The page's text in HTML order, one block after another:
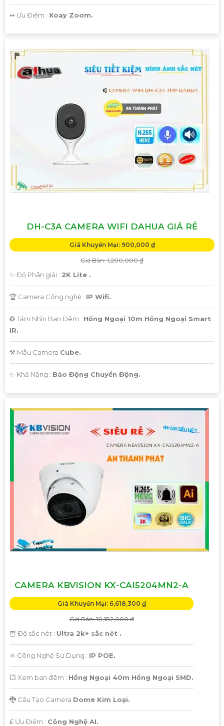
giới thiệu Camera Giá Rẻ Thiết Bị An Ninh Chính Hãng
Chuyên Nghiệp cho dự án của mình. Nếu cần thêm bất kỳ
thông tin hay sự điều chỉnh nào, hãy Cung cấp cho công
trình biết để Từng công trình có thể hỗ trợ bạn tốt hơn.
️↭ Ưu Điểm : Xoay Zoom.
DH-C3A CAMERA WIFI DAHUA GIÁ RẺ
Giá Khuyến Mại: 900,000 ₫
Giá Bán: 1,200,000 ₫
✨ Độ Phân giải : 2K Lite .
🏆 Camera Công nghệ : IP Wifi.
❂ Tầm Nhìn Ban Đêm : Hồng Ngoại 10m Hồng Ngoại Smart
IR.
⚒ Mẫu Camera Cube.
️✨ Khả Năng : Báo Động Chuyển Động.
CAMERA KBVISION KX-CAI5204MN2-A
Giá Khuyến Mại: 6,618,300 ₫
Giá Bán: 10,182,000 ₫
🦉 Độ sắc nét : Ultra 2k+ sắc nét .
⚛️ Công Nghệ Sử Dụng : IP POE.
💥 Xem ban đêm : Hồng Ngoại 40m Hồng Ngoại SMD.
🐉️ Cấu Tạo Camera Dome Kim Loại.
️₤ Ưu Điểm : Công Nghệ AI.